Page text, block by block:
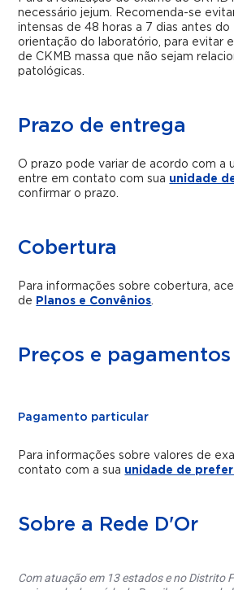
necessário jejum. Recomenda-se
intensas de 48 horas a 7 dias antes
orientação do laboratório, para evitar
de CKMB massa que não sejam
patológicas.
Prazo de entrega
O prazo pode variar de acordo com a
entre em contato com sua unidade
confirmar o prazo.
Cobertura
Para informações sobre cobertura,
de Planos e Convênios.
Preços e pagamentos
Pagamento particular
Para informações sobre valores de
contato com a sua unidade de
Sobre a Rede D'Or
Com atuação em 13 estados e no Distrito